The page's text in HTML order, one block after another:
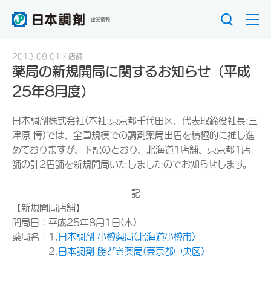
企業情報
2013.08.01 店舗
薬局の新規開局に関するお知らせ（平成
25年8月度）
日本調剤株式会社(本社:東京都千代田区、代表取締役社長:三
津原 博)では、全国規模での調剤薬局出店を積極的に推し進
めておりますが、下記のとおり、北海道1店舗、東京都1店
舗の計2店舗を新規開局いたしましたのでお知らせします。
記
【新規開局店舗】
開局日：平成25年8月1日(木)
薬局名：1.
日本調剤 小樽薬局(北海道小樽市)
2. 日本調剤 勝どき薬局(東京都中央区)